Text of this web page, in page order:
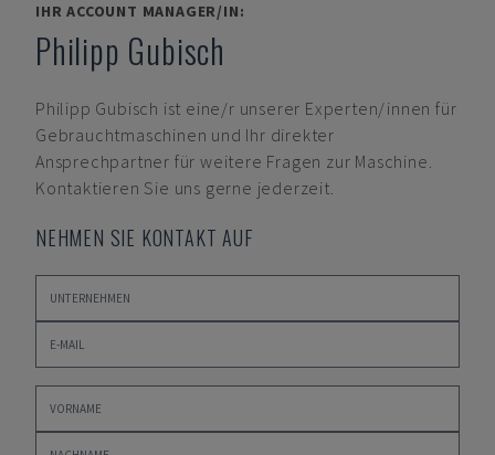
IHR ACCOUNT MANAGER/IN:
Philipp Gubisch
Philipp Gubisch ist eine/r unserer Experten/innen für
Gebrauchtmaschinen und Ihr direkter
Ansprechpartner für weitere Fragen zur Maschine.
Kontaktieren Sie uns gerne jederzeit.
NEHMEN SIE KONTAKT AUF